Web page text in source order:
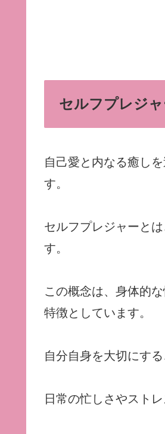
セルフプレジャ
自己愛と内なる癒し
す。
セルフプレジャーと
す。
この概念は、身体的
特徴としています。
自分自身を大切にす
日常の忙しさやスト